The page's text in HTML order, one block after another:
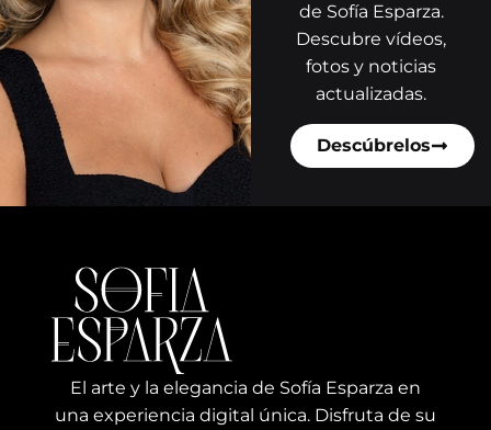
de Sofía Esparza.
Descubre vídeos,
fotos y noticias
actualizadas.
Descúbrelos
El arte y la elegancia de Sofía Esparza en
una experiencia digital única. Disfruta de su